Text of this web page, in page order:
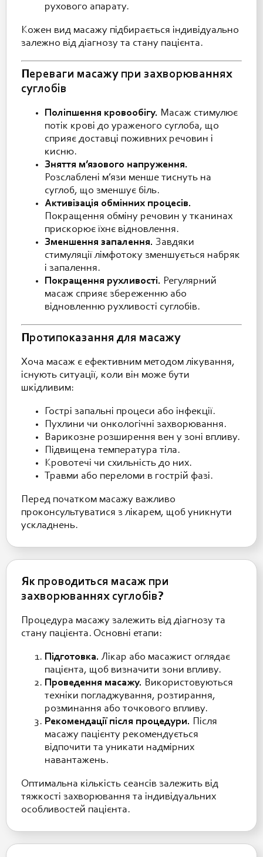
рухового апарату.
Кожен вид масажу підбирається індивідуально
залежно від діагнозу та стану пацієнта.
Переваги масажу при захворюваннях
суглобів
Поліпшення кровообігу. Масаж стимулює
потік крові до ураженого суглоба, що
сприяє доставці поживних речовин і
кисню.
Зняття м’язового напруження.
Розслаблені м’язи менше тиснуть на
суглоб, що зменшує біль.
Активізація обмінних процесів.
Покращення обміну речовин у тканинах
прискорює їхнє відновлення.
Зменшення запалення. Завдяки
стимуляції лімфотоку зменшується набряк
і запалення.
Покращення рухливості. Регулярний
масаж сприяє збереженню або
відновленню рухливості суглобів.
Протипоказання для масажу
Хоча масаж є ефективним методом лікування,
існують ситуації, коли він може бути
шкідливим:
Гострі запальні процеси або інфекції.
Пухлини чи онкологічні захворювання.
Варикозне розширення вен у зоні впливу.
Підвищена температура тіла.
Кровотечі чи схильність до них.
Травми або переломи в гострій фазі.
Перед початком масажу важливо
проконсультуватися з лікарем, щоб уникнути
ускладнень.
Як проводиться масаж при
захворюваннях суглобів?
Процедура масажу залежить від діагнозу та
стану пацієнта. Основні етапи:
Підготовка. Лікар або масажист оглядає
пацієнта, щоб визначити зони впливу.
Проведення масажу. Використовуються
техніки погладжування, розтирання,
розминання або точкового впливу.
Рекомендації після процедури. Після
масажу пацієнту рекомендується
відпочити та уникати надмірних
навантажень.
Оптимальна кількість сеансів залежить від
тяжкості захворювання та індивідуальних
особливостей пацієнта.